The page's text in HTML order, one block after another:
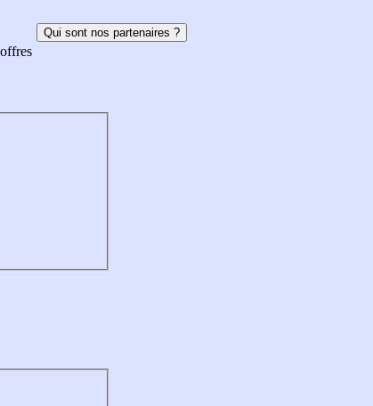
Qui sont nos partenaires ?